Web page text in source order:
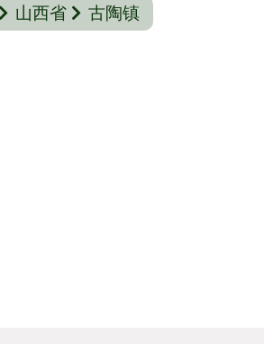
山西省 古陶镇